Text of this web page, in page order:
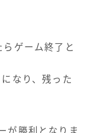
ゲーム終了と
なり、残った